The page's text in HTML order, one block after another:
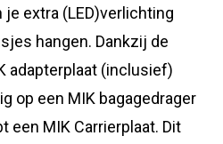
extra (LED)verlichting
hangen. Dankzij de
adapterplaat (inclusief)
op een MIK bagagedrager
een MIK Carrierplaat. Dit